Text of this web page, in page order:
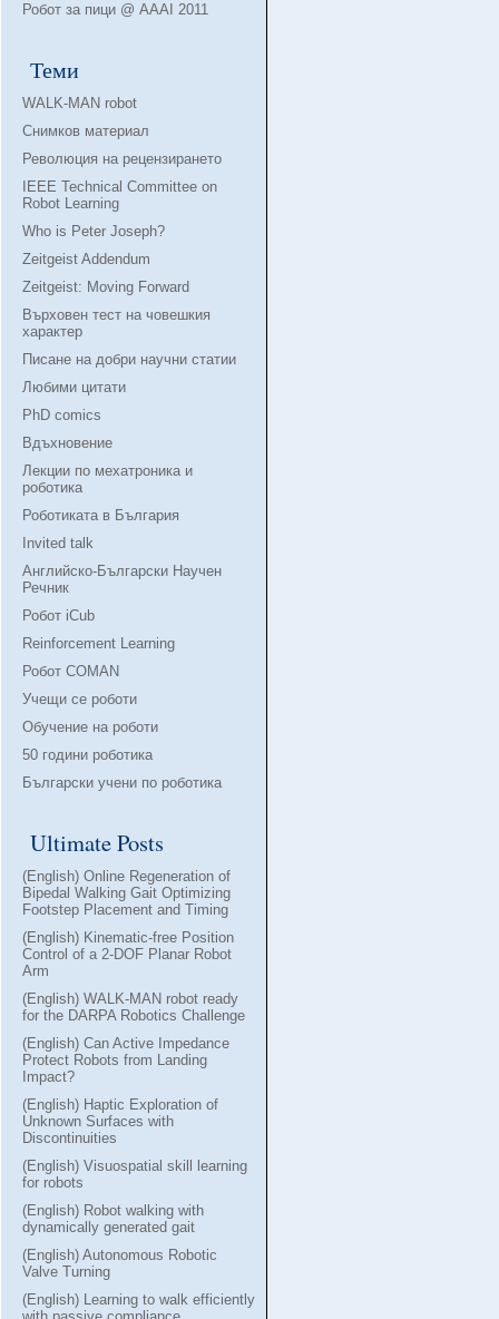
Робот за пици @ AAAI 2011
Теми
WALK-MAN robot
Снимков материал
Революция на рецензирането
IEEE Technical Committee on
Robot Learning
Who is Peter Joseph?
Zeitgeist Addendum
Zeitgeist: Moving Forward
Върховен тест на човешкия
характер
Писане на добри научни статии
Любими цитати
PhD comics
Вдъхновение
Лекции по мехатроника и
роботика
Роботиката в България
Invited talk
Английско-Български Научен
Речник
Робот iCub
Reinforcement Learning
Робот COMAN
Учещи се роботи
Обучение на роботи
50 години роботика
Български учени по роботика
Ultimate Posts
(English) Online Regeneration of
Bipedal Walking Gait Optimizing
Footstep Placement and Timing
(English) Kinematic-free Position
Control of a 2-DOF Planar Robot
Arm
(English) WALK-MAN robot ready
for the DARPA Robotics Challenge
(English) Can Active Impedance
Protect Robots from Landing
Impact?
(English) Haptic Exploration of
Unknown Surfaces with
Discontinuities
(English) Visuospatial skill learning
for robots
(English) Robot walking with
dynamically generated gait
(English) Autonomous Robotic
Valve Turning
(English) Learning to walk efficiently